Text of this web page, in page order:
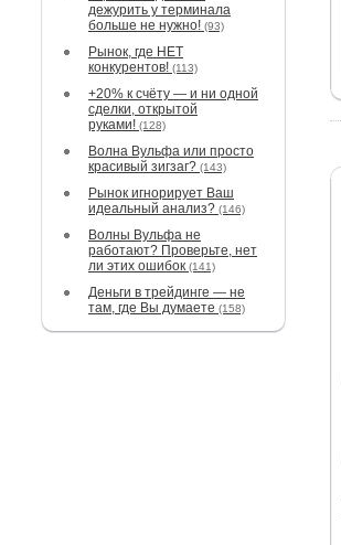
дежурить у терминала
больше не нужно! (93)
Рынок, где НЕТ
конкурентов! (113)
+20% к счёту — и ни одной
сделки, открытой
руками! (128)
Волна Вульфа или просто
красивый зигзаг? (143)
Рынок игнорирует Ваш
идеальный анализ? (146)
Волны Вульфа не
работают? Проверьте, нет
ли этих ошибок (141)
Деньги в трейдинге — не
там, где Вы думаете (158)